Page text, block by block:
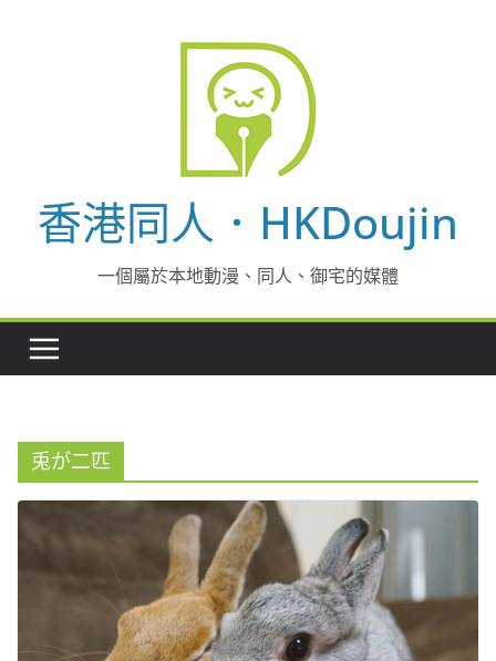
香港同人．HKDoujin
一個屬於本地動漫、同人、御宅的媒體
兎が二匹